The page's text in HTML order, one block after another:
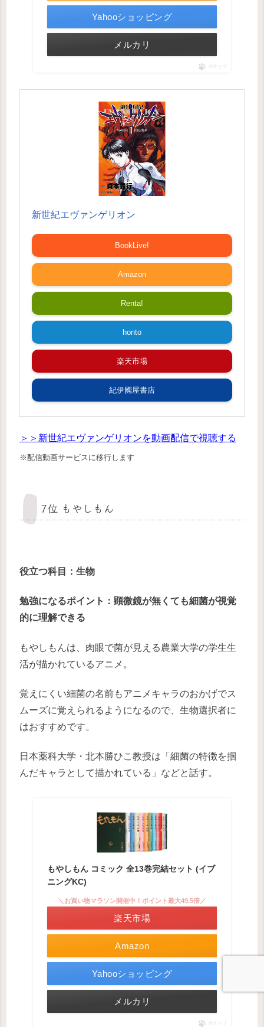
Yahooショッピング
メルカリ
ポチップ
新世紀エヴァンゲリオン
BookLive!
Amazon
Renta!
honto
楽天市場
紀伊國屋書店
＞＞新世紀エヴァンゲリオンを動画配信で視聴する
※配信動画サービスに移行します
7位 もやしもん
役立つ科目 ：生物
勉強になるポイント：顕微鏡が無くても細菌が視覚
的に理解できる
もやしもんは、肉眼で菌が見える農業大学の学生生
活が描かれているアニメ。
覚えにくい細菌の名前もアニメキャラのおかげでス
ムーズに覚えられるようになるので、生物選択者に
はおすすめです。
日本薬科大学・北本勝ひこ教授は「細菌の特徴を掴
んだキャラとして描かれている」などと話す。
もやしもん コミック 全13巻完結セット (イブ
ニングKC)
Amazon
＼お買い物マラソン開催中！ポイント最大49.5倍／
楽天市場
Yahooショッピング
メルカリ
ポチップ